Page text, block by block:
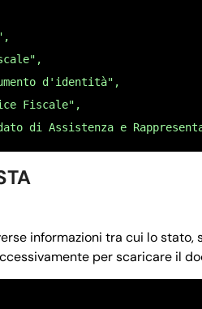
il codice fiscale del
D`IDENTITÀ FRONTE
FISCALE FRONTE RETRO",
d'identità",
Fiscale",
di Assistenza e
informazioni tra cui lo stato,
per scaricare il